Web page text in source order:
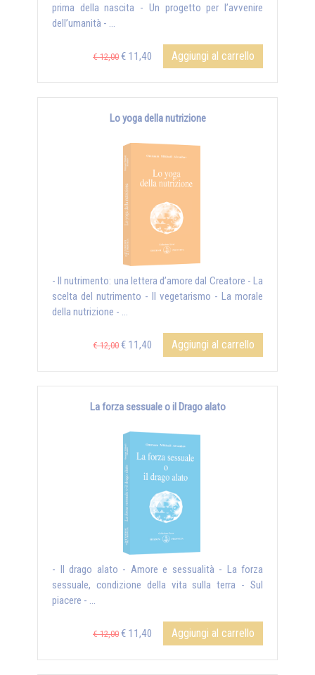
prima della nascita - Un progetto per l’avvenire
dell’umanità - ...
€ 12,00 € 11,40 Aggiungi al carrello
Lo yoga della nutrizione
- Il nutrimento: una lettera d’amore dal Creatore - La
scelta del nutrimento - Il vegetarismo - La morale
della nutrizione - ...
€ 12,00 € 11,40 Aggiungi al carrello
La forza sessuale o il Drago alato
- Il drago alato - Amore e sessualità - La forza
sessuale, condizione della vita sulla terra - Sul
piacere - ...
€ 12,00 € 11,40 Aggiungi al carrello